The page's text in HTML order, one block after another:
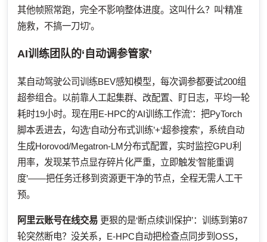
其他帧照常跑，完全不影响整体进度。这叫什么？叫‘精准
施救，不搞一刀切’。
AI训练团队的‘自动调参管家’
某自动驾驶公司训练BEV感知模型，每次调参都要试200组
超参组合。以前靠人工起集群、改配置、盯日志，平均一轮
耗时19小时。现在用E-HPC的‘AI训练工作流’：把PyTorch
脚本丢进去，勾选‘自动分布式训练’+‘超参搜索’，系统自动
生成Horovod/Megatron-LM分布式配置，实时监控GPU利
用率，发现某节点显存碎片化严重，立即触发‘智能重调
度’——把任务迁移到资源更干净的节点，全程无需人工干
预。
阿里云账号在线交易 更狠的是‘断点续训保护’：训练到第87
轮突然断电？没关系，E-HPC自动把检查点同步到OSS，